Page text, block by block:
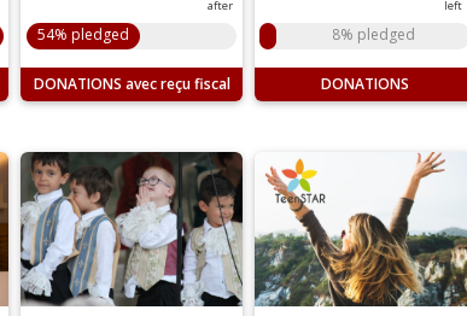
after
54% pledged
DONATIONS
left
8% pledged
DONATIONS